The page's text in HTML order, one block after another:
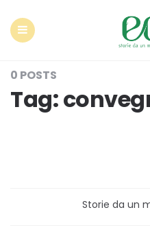
0 POSTS
Tag:
Storie da un